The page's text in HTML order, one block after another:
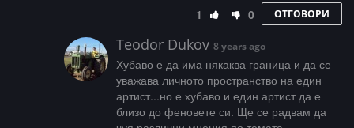
1 0 ОТГОВОРИ
Teodor Dukov 8 years ago
Хубаво е да има някаква граница и да се
уважава личното пространство на един
артист...но е хубаво и един артист да е
близо до феновете си. Ще се радвам да